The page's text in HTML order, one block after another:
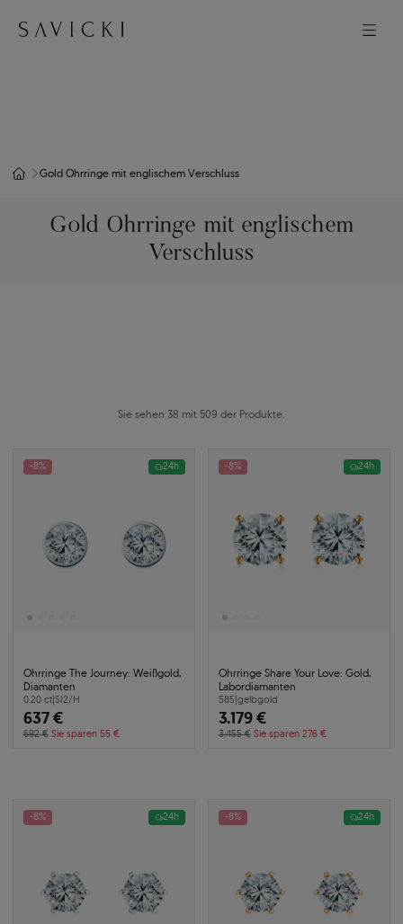
Gold Ohrringe mit englischem Verschluss
Gold Ohrringe mit englischem
Verschluss
Sie sehen 38 mit 509 der Produkte.
-8% 24h
Ohrringe The Journey: Weißgold,
Diamanten
0.20 ct|SI2/H
637 €
692 € Sie sparen 55 €
-8% 24h
Ohrringe Share Your Love: Gold,
Labordiamanten
585|gelbgold
3.179 €
3.455 € Sie sparen 276 €
-8% 24h -8% 24h